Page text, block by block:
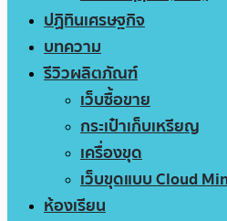
ปฏิทินเศรษฐกิจ
บทความ
รีวิวผลิตภัณฑ์
เว็บซื้อขาย
กระเป๋าเก็บเหรียญ
เครื่องขุด
เว็บขุดแบบ Cloud
ห้องเรียน